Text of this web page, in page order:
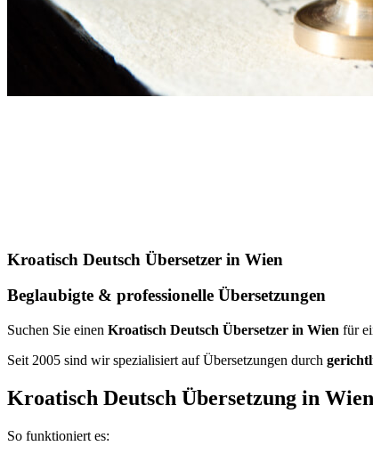
Kroatisch Deutsch Übersetzer in Wien
Beglaubigte & professionelle Übersetzungen
Suchen Sie einen Kroatisch Deutsch Übersetzer in Wien für
Seit 2005 sind wir spezialisiert auf Übersetzungen durch
Kroatisch Deutsch Übersetzung in
So funktioniert es: